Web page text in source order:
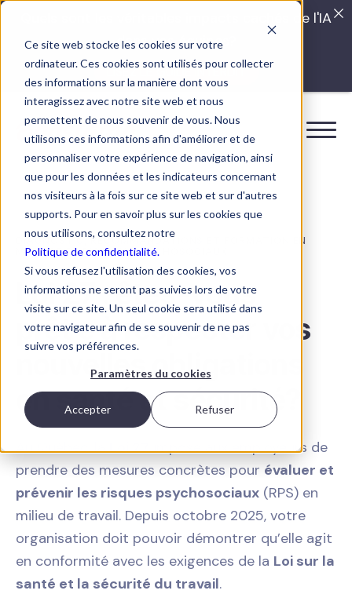
Ce site web stocke les cookies sur votre
ordinateur. Ces cookies sont utilisés pour collecter
des informations sur la manière dont vous
interagissez avec notre site web et nous
permettent de nous souvenir de vous. Nous
utilisons ces informations afin d'améliorer et de
personnaliser votre expérience de navigation, ainsi
que pour les données et les indicateurs concernant
nos visiteurs à la fois sur ce site web et sur d'autres
supports. Pour en savoir plus sur les cookies que
nous utilisons, consultez notre
Politique de confidentialité.
Si vous refusez l'utilisation des cookies, vos
informations ne seront pas suivies lors de votre
visite sur ce site. Un seul cookie sera utilisé dans
votre navigateur afin de se souvenir de ne pas
suivre vos préférences.
Paramètres du cookies
Accepter Refuser
DIAGNOSTIC, RECOMMANDATIONS ET FORMATION EN
MATIÈRE DE RISQUES PSYCHOSOCIAUX
Loi 27 : êtes-vous
prêt·e à respecter vos
nouvelles obligations
en santé et sécurité?
Au Québec, laLoi 27impose aux employeurs de
prendre des mesures concrètes pour évaluer et
prévenir les risques psychosociaux (RPS) en
milieu de travail. Depuis octobre 2025, votre
organisation doit pouvoir démontrer qu’elle agit
en conformité avec les exigences de la Loi sur la
santé et la sécurité du travail.
Quels sont les véritables impacts cachés de l'IA
dans vos équipes?
LISEZ LE GUIDE INTERDIT